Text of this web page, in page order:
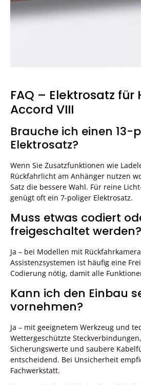
FAQ – Elektrosatz für
Accord VIII
Brauche ich einen 13-
Elektrosatz?
Wenn Sie Zusatzfunktionen wie
Rückfahrlicht am Anhänger nutzen
Satz die bessere Wahl. Für reine
genügt oft ein 7-poliger Elektrosatz.
Muss etwas codiert
freigeschaltet werden?
Ja – bei Modellen mit
Assistenzsystemen ist häufig eine
Codierung nötig, damit alle
Kann ich den Einbau
vornehmen?
Ja – mit geeignetem Werkzeug und
Wettergeschützte
Sicherungswerte und saubere
entscheidend. Bei Unsicherheit
Fachwerkstatt.